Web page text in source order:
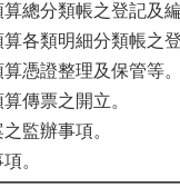
總分類帳之登記及
各類明細分類帳之
憑證整理及保管等。
傳票之開立。
監辦事項。
。